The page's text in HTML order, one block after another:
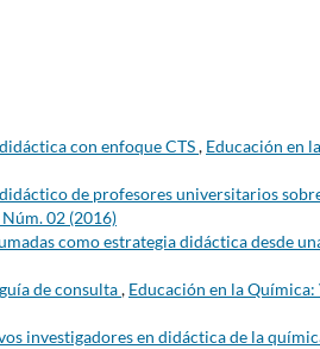
con enfoque CTS, Educación en la
de profesores universitarios
02 (2016)
como estrategia didáctica desde
de consulta, Educación en la Química:
investigadores en didáctica de la